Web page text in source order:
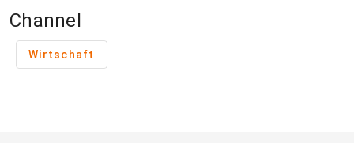
Channel
Wirtschaft